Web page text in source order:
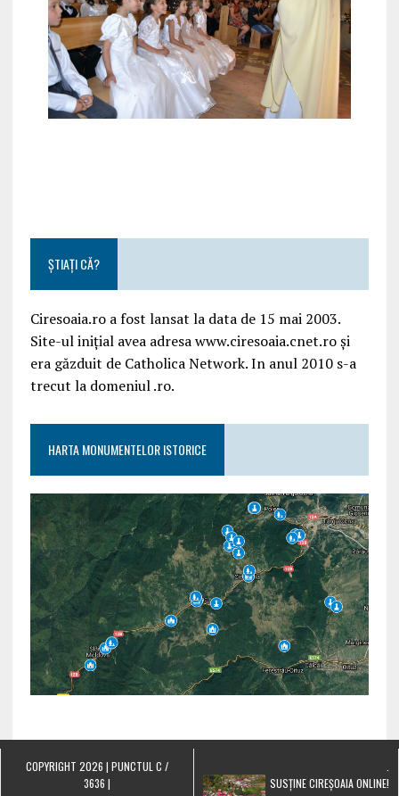
ȘTIAȚI CĂ?
Ciresoaia.ro a fost lansat la data de 15 mai 2003.
Site-ul inițial avea adresa www.ciresoaia.cnet.ro și
era găzduit de Catholica Network. In anul 2010 s-a
trecut la domeniul .ro.
HARTA MONUMENTELOR ISTORICE
COPYRIGHT 2026 | PUNCTUL C /
3636 |
SUSȚINE CIREȘOAIA ONLINE!